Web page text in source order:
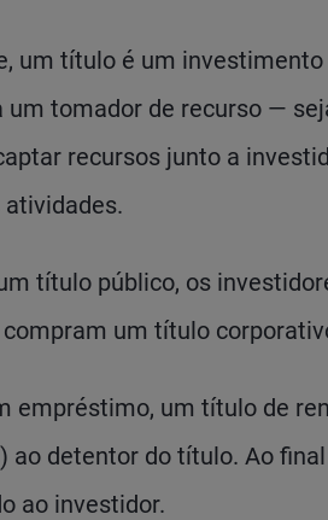
um título é um
um tomador de recurso —
recursos junto a
título público, os
compram um título
empréstimo, um título de
ao detentor do título. Ao
ao investidor.